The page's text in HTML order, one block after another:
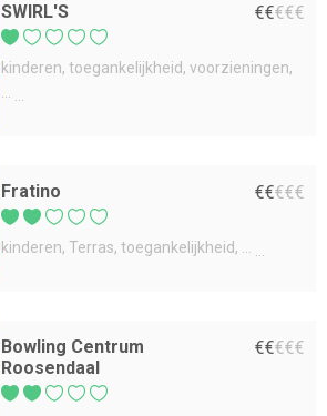
SWIRL'S €€€€€
kinderen toegankelijkheid voorzieningen
Fratino €€€€€
kinderen Terras toegankelijkheid
Bowling Centrum
Roosendaal
€€€€€